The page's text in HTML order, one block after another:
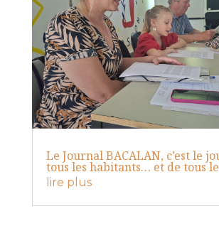
Le Journal BACALAN, c’est le
tous les habitants… et de tous
lire plus